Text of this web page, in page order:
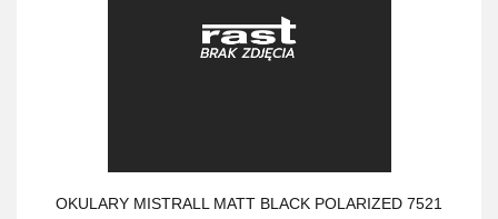
OKULARY MISTRALL MATT BLACK POLARIZED 7521